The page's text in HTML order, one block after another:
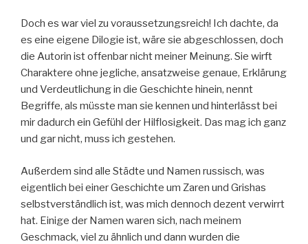
Doch es war viel zu voraussetzungsreich! Ich dachte, da
es eine eigene Dilogie ist, wäre sie abgeschlossen, doch
die Autorin ist offenbar nicht meiner Meinung. Sie wirft
Charaktere ohne jegliche, ansatzweise genaue, Erklärung
und Verdeutlichung in die Geschichte hinein, nennt
Begriffe, als müsste man sie kennen und hinterlässt bei
mir dadurch ein Gefühl der Hilflosigkeit. Das mag ich ganz
und gar nicht, muss ich gestehen.
Außerdem sind alle Städte und Namen russisch, was
eigentlich bei einer Geschichte um Zaren und Grishas
selbstverständlich ist, was mich dennoch dezent verwirrt
hat. Einige der Namen waren sich, nach meinem
Geschmack, viel zu ähnlich und dann wurden die